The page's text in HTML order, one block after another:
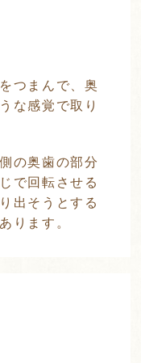
つまんで、奥
な感覚で取り
の奥歯の部分
で回転させる
出そうとする
ります。